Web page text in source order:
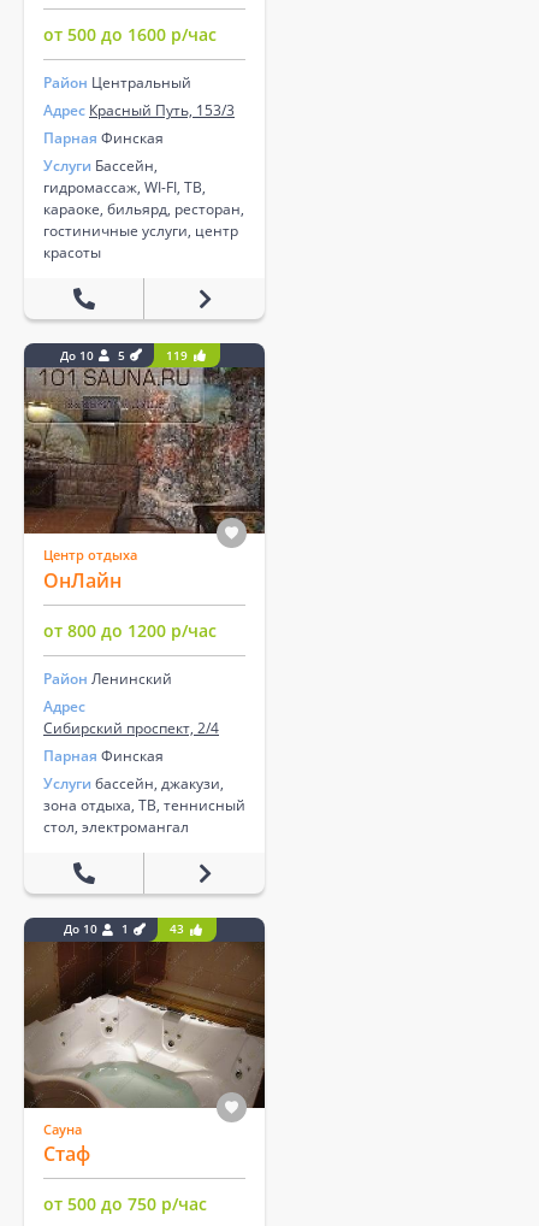
от 500 до 1600 р/час
Район Центральный
Адрес Красный Путь, 153/3
Парная Финская
Услуги Бассейн,
гидромассаж, WI-FI, ТВ,
караоке, бильярд, ресторан,
гостиничные услуги, центр
красоты
До 10 5 119
Центр отдыха
ОнЛайн
от 800 до 1200 р/час
Район Ленинский
Адрес
Сибирский проспект, 2/4
Парная Финская
Услуги бассейн, джакузи,
зона отдыха, ТВ, теннисный
стол, электромангал
До 10 1 43
Сауна
Стаф
от 500 до 750 р/час